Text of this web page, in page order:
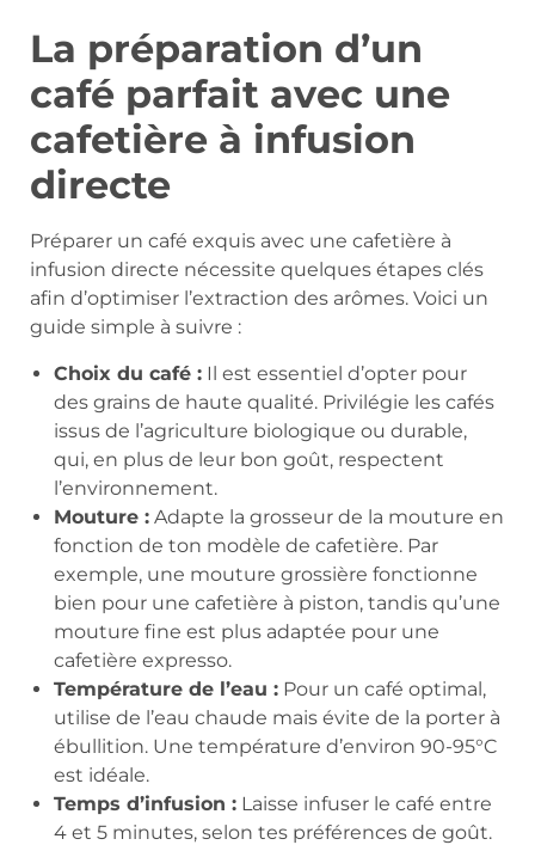
La préparation d’un
café parfait avec une
cafetière à infusion
directe
Préparer un café exquis avec une cafetière à
infusion directe nécessite quelques étapes clés
afin d’optimiser l’extraction des arômes. Voici un
guide simple à suivre :
Choix du café : Il est essentiel d’opter pour
des grains de haute qualité. Privilégie les cafés
issus de l’agriculture biologique ou durable,
qui, en plus de leur bon goût, respectent
l’environnement.
Mouture : Adapte la grosseur de la mouture en
fonction de ton modèle de cafetière. Par
exemple, une mouture grossière fonctionne
bien pour une cafetière à piston, tandis qu’une
mouture fine est plus adaptée pour une
cafetière expresso.
Température de l’eau : Pour un café optimal,
utilise de l’eau chaude mais évite de la porter à
ébullition. Une température d’environ 90-95°C
est idéale.
Temps d’infusion : Laisse infuser le café entre
4 et 5 minutes, selon tes préférences de goût.